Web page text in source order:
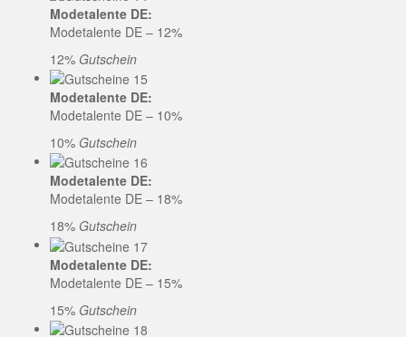
Modetalente DE:
Modetalente DE – 12%
12% Gutschein
Modetalente DE:
Modetalente DE – 10%
10% Gutschein
Modetalente DE:
Modetalente DE – 18%
18% Gutschein
Modetalente DE:
Modetalente DE – 15%
15% Gutschein